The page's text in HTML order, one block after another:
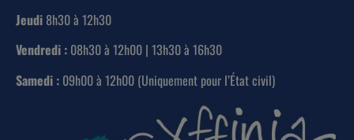
Jeudi 8h30 à 12h30
Vendredi : 08h30 à 12h00 | 13h30 à 16h30
Samedi : 09h00 à 12h00 (Uniquement pour l’État civil)